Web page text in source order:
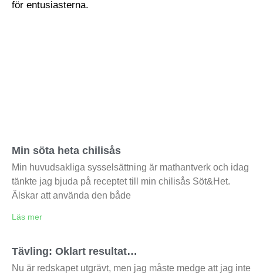
Min söta heta chilisås
Min huvudsakliga sysselsättning är mathantverk och idag
tänkte jag bjuda på receptet till min chilisås Söt&Het.
Älskar att använda den både
Läs mer
Tävling: Oklart resultat…
Nu är redskapet utgrävt, men jag måste medge att jag inte